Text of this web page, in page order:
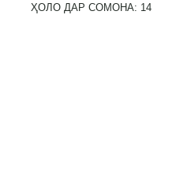
ҲОЛО ДАР СОМОНА: 14